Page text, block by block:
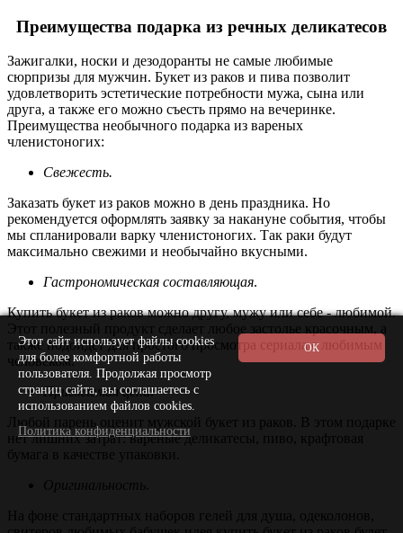
Преимущества подарка из речных деликатесов
Зажигалки, носки и дезодоранты не самые любимые
сюрпризы для мужчин. Букет из раков и пива позволит
удовлетворить эстетические потребности мужа, сына или
друга, а также его можно съесть прямо на вечеринке.
Преимущества необычного подарка из вареных
членистоногих:
Свежесть.
Заказать букет из раков можно в день праздника. Но
рекомендуется оформлять заявку за накануне события, чтобы
мы спланировали варку членистоногих. Так раки будут
максимально свежими и необычайно вкусными.
Гастрономическая составляющая.
Купить букет из раков можно другу, мужу или себе - любимой.
Этот полезный продукт сделает любое застолье красочным, а
также подойдет для простого просмотра сериала с любимым
человеком.
Приемлемая цена.
Любой парень оценит мужской букет из раков. В этом подарке
нет лишних затрат: вареные деликатесы, пиво, крафтовая
бумага в качестве упаковки.
Оригинальность
На фоне стандартных наборов гелей для душа, одеколонов,
Этот сайт использует файлы cookies
для более комфортной работы
пользователя. Продолжая просмотр
страниц сайта, вы соглашаетесь с
использованием файлов cookies.
Политика конфиденциальности